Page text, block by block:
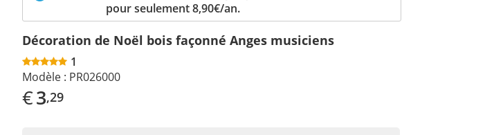
pour seulement 8,90€/an.
Décoration de Noël bois façonné Anges musiciens
1
Modèle : PR026000
€3,29